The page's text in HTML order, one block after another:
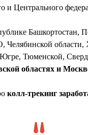
и Центрального
Башкортостан,
Челябинской области,
Тюменской,
областях и
колл-трекинг